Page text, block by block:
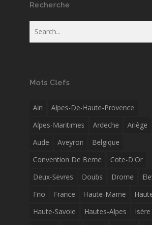
Recherche
Mots Clefs
Ain
Alpes-De-Haute-Provence
Alpes-Maritimes
Ardeche Ariège
Aude
Aveyron
Belgique
Convention De Berne
Cote-D'Or
Deux-Sevres
Doubs Drome
Fno
France Haute-Marne
Haute-Savoie
Hautes-Alpes Isère